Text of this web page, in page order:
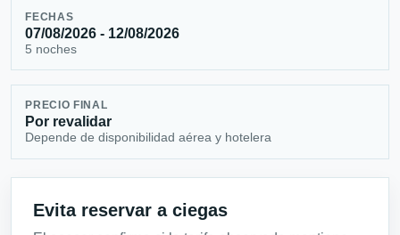
FECHAS
07/08/2026 - 12/08/2026
5 noches
PRECIO FINAL
Por revalidar
Depende de disponibilidad aérea y hotelera
Evita reservar a ciegas